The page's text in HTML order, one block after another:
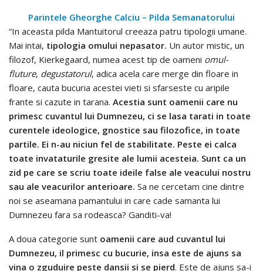
Parintele Gheorghe Calciu – Pilda Semanatorului
“In aceasta pilda Mantuitorul creeaza patru tipologii umane.
Mai intai, tipologia omului nepasator. Un autor mistic, un
filozof, Kierkegaard, numea acest tip de oameni omul-
fluture, degustatorul, adica acela care merge din floare in
floare, cauta bucuria acestei vieti si sfarseste cu aripile
frante si cazute in tarana. Acestia sunt oamenii care nu
primesc cuvantul lui Dumnezeu, ci se lasa tarati in toate
curentele ideologice, gnostice sau filozofice, in toate
partile. Ei n-au niciun fel de stabilitate. Peste ei calca
toate invataturile gresite ale lumii acesteia. Sunt ca un
zid pe care se scriu toate ideile false ale veacului nostru
sau ale veacurilor anterioare. Sa ne cercetam cine dintre
noi se aseamana pamantului in care cade samanta lui
Dumnezeu fara sa rodeasca? Ganditi-va!
A doua categorie sunt oamenii care aud cuvantul lui
Dumnezeu, il primesc cu bucurie, insa este de ajuns sa
vina o zguduire peste dansii si se pierd. Este de ajuns sa-i